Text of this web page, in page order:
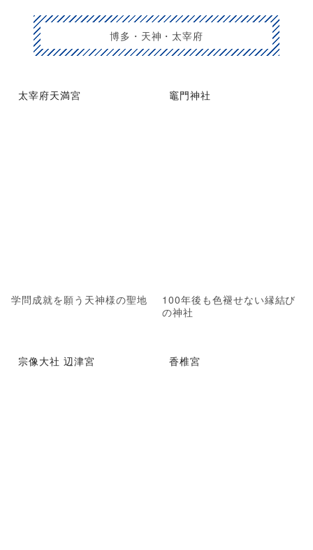
博多・天神・太宰府
太宰府天満宮
学問成就を願う天神様の聖地
竈門神社
100年後も色褪せない縁結び
の神社
宗像大社 辺津宮 香椎宮